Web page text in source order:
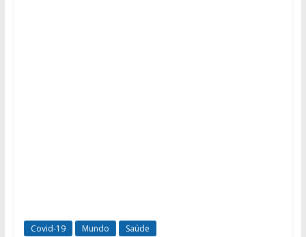
Covid-19 Mundo Saúde